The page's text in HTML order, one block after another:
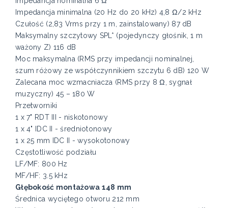
Impedancja minimalna (20 Hz do 20 kHz) 4,8 Ω/2 kHz
Czułość (2,83 Vrms przy 1 m, zainstalowany) 87 dB
Maksymalny szczytowy SPL* (pojedynczy głośnik, 1 m
ważony Z) 116 dB
Moc maksymalna (RMS przy impedancji nominalnej,
szum różowy ze współczynnikiem szczytu 6 dB) 120 W
Zalecana moc wzmacniacza (RMS przy 8 Ω, sygnał
muzyczny) 45 – 180 W
Przetworniki
1 x 7" RDT III - niskotonowy
1 x 4" IDC II - średniotonowy
1 x 25 mm IDC II - wysokotonowy
Częstotliwość podziału
LF/MF: 800 Hz
MF/HF: 3.5 kHz
Głębokość montażowa 148 mm
Średnica wyciętego otworu 212 mm